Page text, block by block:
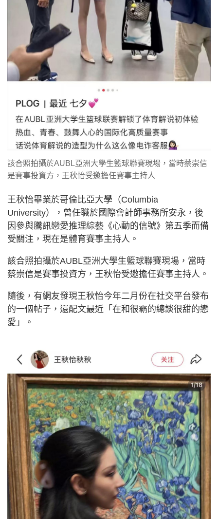
該合照拍攝於AUBL亞洲大學生籃球聯賽現場，當時蔡崇信
是賽事投資方，王秋怡受邀擔任賽事主持人
王秋怡畢業於哥倫比亞大學（Columbia
University），曾任職於國際會計師事務所安永，後
因參與騰訊戀愛推理綜藝《心動的信號》第五季而備
受關注，現在是體育賽事主持人。
該合照拍攝於AUBL亞洲大學生籃球聯賽現場，當時
蔡崇信是賽事投資方，王秋怡受邀擔任賽事主持人。
隨後，有網友發現王秋怡今年二月份在社交平台發布
的一個帖子，還配文最近「在和很霸的總談很甜的戀
愛」。